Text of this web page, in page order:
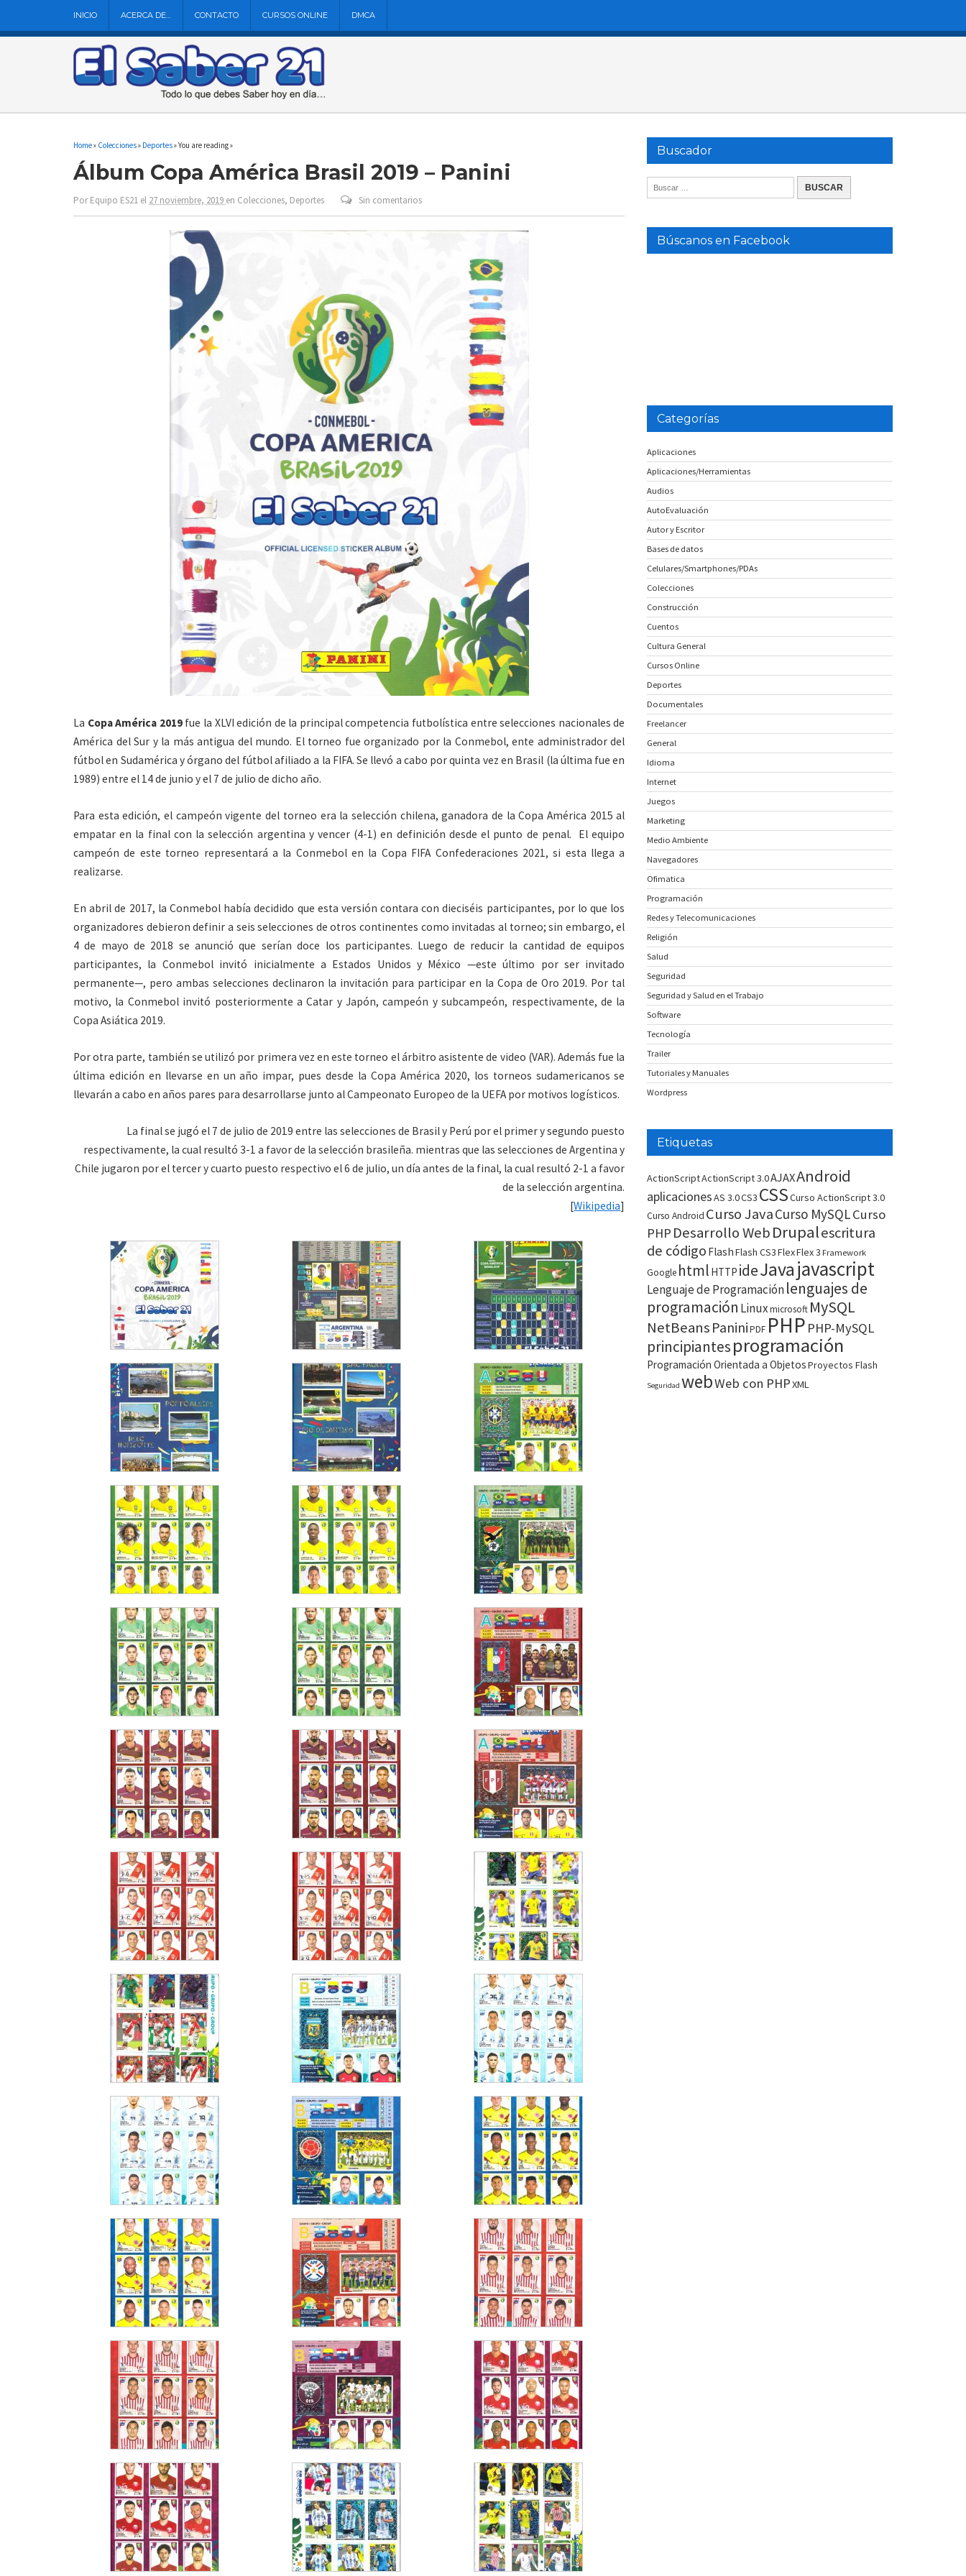
INICIO ACERCA DE… CONTACTO CURSOS ONLINE DMCA
Home» Colecciones» Deportes» You are reading »
Álbum Copa América Brasil 2019 – Panini
PorEquipo ES21 el 27 noviembre, 2019 en Colecciones, Deportes Sin comentarios
La Copa América 2019fue la XLVI edición de la principal competencia futbolística entre selecciones nacionales de
América del Sur y la más antigua del mundo. El torneo fue organizado por la Conmebol, ente administrador del
fútbol en Sudamérica y órgano del fútbol afiliado a la FIFA. Se llevó a cabo por quinta vez en Brasil (la última fue en
1989) entre el 14 de junio y el 7 de julio de dicho año.
Para esta edición, el campeón vigente del torneo era la selección chilena, ganadora de la Copa América 2015 al
empatar en la final con la selección argentina y vencer (4-1) en definición desde el punto de penal. ​ El equipo
campeón de este torneo representará a la Conmebol en la Copa FIFA Confederaciones 2021, si esta llega a
realizarse.
En abril de 2017, la Conmebol había decidido que esta versión contara con dieciséis participantes, por lo que los
organizadores debieron definir a seis selecciones de otros continentes como invitadas al torneo; sin embargo, el
4 de mayo de 2018 se anunció que serían doce los participantes. Luego de reducir la cantidad de equipos
participantes, la Conmebol invitó inicialmente a Estados Unidos y México —este último por ser invitado
permanente—, pero ambas selecciones declinaron la invitación para participar en la Copa de Oro 2019. Por tal
motivo, la Conmebol invitó posteriormente a Catar y Japón, campeón y subcampeón, respectivamente, de la
Copa Asiática 2019.
Por otra parte, también se utilizó por primera vez en este torneo el árbitro asistente de video (VAR). Además fue la
última edición en llevarse en un año impar, pues desde la Copa América 2020, los torneos sudamericanos se
llevarán a cabo en años pares para desarrollarse junto al Campeonato Europeo de la UEFA por motivos logísticos.
La final se jugó el 7 de julio de 2019 entre las selecciones de Brasil y Perú por el primer y segundo puesto
respectivamente, la cual resultó 3-1 a favor de la selección brasileña. mientras que las selecciones de Argentina y
Chile jugaron por el tercer y cuarto puesto respectivo el 6 de julio, un día antes de la final, la cual resultó 2-1 a favor
de la selección argentina.
[Wikipedia]
Buscador
Búscanos en Facebook
Categorías
Aplicaciones
Aplicaciones/Herramientas
Audios
AutoEvaluación
Autor y Escritor
Bases de datos
Celulares/Smartphones/PDAs
Colecciones
Construcción
Cuentos
Cultura General
Cursos Online
Deportes
Documentales
Freelancer
General
Idioma
Internet
Juegos
Marketing
Medio Ambiente
Navegadores
Ofimatica
Programación
Redes y Telecomunicaciones
Religión
Salud
Seguridad
Seguridad y Salud en el Trabajo
Software
Tecnología
Trailer
Tutoriales y Manuales
Wordpress
Etiquetas
ActionScriptActionScript 3.0AJAXAndroid
aplicacionesAS 3.0CS3 CSSCurso ActionScript 3.0
Curso Android Curso JavaCurso MySQLCurso
PHP Desarrollo WebDrupalescritura
de código FlashFlash CS3FlexFlex 3 Framework
Google html HTTP ideJavajavascript
Lenguaje de Programaciónlenguajes de
programación Linuxmicrosoft MySQL
NetBeans PaniniPDF PHP PHP-MySQL
principiantesprogramación
Programación Orientada a ObjetosProyectos Flash
Seguridad webWeb con PHPXML